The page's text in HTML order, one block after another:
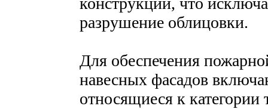
разрушение облицовки.
Для обеспечения
навесных фасадов
относящиеся к